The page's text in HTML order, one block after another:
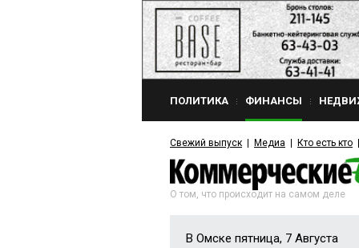
ПОЛИТИКА ФИНАНСЫ
Свежий выпуск Медиа Кто есть кто
О том, что происходит на самом деле
В Омске пятница, 7 Августа